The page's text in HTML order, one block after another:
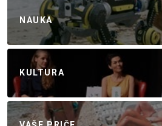
NAUKA
KULTURA